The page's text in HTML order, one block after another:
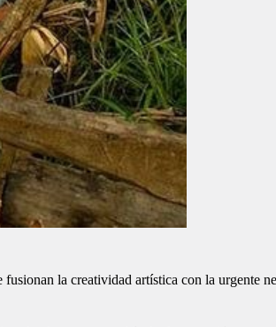
la creatividad artística con la urgente